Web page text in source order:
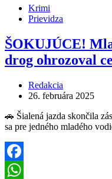
Krimi
Prievidza
ŠOKUJÚCE!
drog ohrozoval
Redakcia
26. februára 2025
🚗 Šialená jazda skončila
sa pre jedného mladého
Facebook